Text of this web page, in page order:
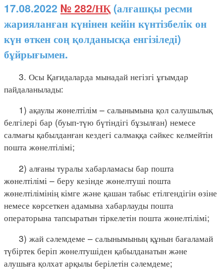
17.08.2022 № 282/НҚ (алғашқы ресми
жарияланған күнінен кейін күнтізбелік он
күн өткен соң қолданысқа енгізіледі)
бұйрығымен.
3. Осы Қағидаларда мынадай негізгі ұғымдар
пайдаланылады:
1) ақаулы жөнелтілім – салынымына қол салушылық
белгілері бар (буып-түю бүтіндігі бұзылған) немесе
салмағы қабылданған кездегі салмаққа сәйкес келмейтін
пошта жөнелтілімі;
2) алғаны туралы хабарламасы бар пошта
жөнелтілімі – беру кезінде жөнелтуші пошта
жөнелтілімінің кімге және қашан табыс етілгендігін өзіне
немесе көрсеткен адамына хабарлауды пошта
операторына тапсыратын тіркелетін пошта жөнелтілімі;
3) жай сәлемдеме – салынымының құнын бағаламай
түбіртек беріп жөнелтушіден қабылданатын және
алушыға қолхат арқылы берілетін сәлемдеме;